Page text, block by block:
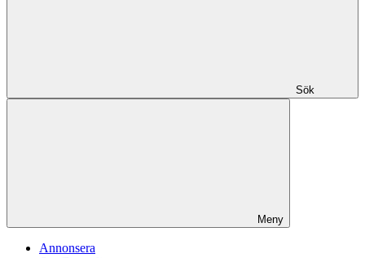
Sök
Meny
Annonsera